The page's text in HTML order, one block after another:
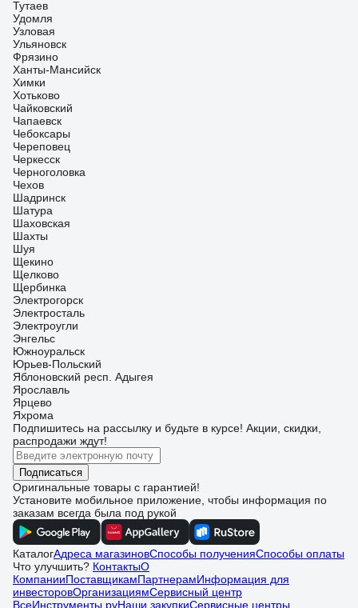
Тутаев
Удомля
Узловая
Ульяновск
Фрязино
Ханты-Мансийск
Химки
Хотьково
Чайковский
Чапаевск
Чебоксары
Череповец
Черкесск
Черноголовка
Чехов
Шадринск
Шатура
Шаховская
Шахты
Шуя
Щекино
Щелково
Щербинка
Электрогорск
Электросталь
Электроугли
Энгельс
Южноуральск
Юрьев-Польский
Яблоновский респ. Адыгея
Ярославль
Ярцево
Яхрома
Подпишитесь на рассылку и будьте в курсе! Акции, скидки,
распродажи ждут!
Подписаться
Оригинальные товары с гарантией!
Установите мобильное приложение, чтобы информация по
заказам всегда была под рукой
КаталогАдреса магазиновСпособы полученияСпособы оплаты
Что улучшить? КонтактыО
КомпанииПоставщикамПартнерамИнформация для
инвесторовОрганизациямСервисный центр
ВсеИнструменты.руНаши закупкиСервисные центры